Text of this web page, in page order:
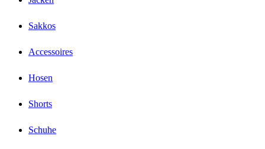
Sakkos
Accessoires
Hosen
Shorts
Schuhe